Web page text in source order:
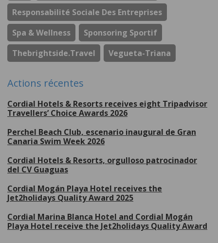
Responsabilité Sociale Des Entreprises
Spa & Wellness
Sponsoring Sportif
Thebrightside.travel
Vegueta-Triana
Actions récentes
Cordial Hotels & Resorts receives eight Tripadvisor
Travellers’ Choice Awards 2026
Perchel Beach Club, escenario inaugural de Gran
Canaria Swim Week 2026
Cordial Hotels & Resorts, orgulloso patrocinador
del CV Guaguas
Cordial Mogán Playa Hotel receives the
Jet2holidays Quality Award 2025
Cordial Marina Blanca Hotel and Cordial Mogán
Playa Hotel receive the Jet2holidays Quality Award